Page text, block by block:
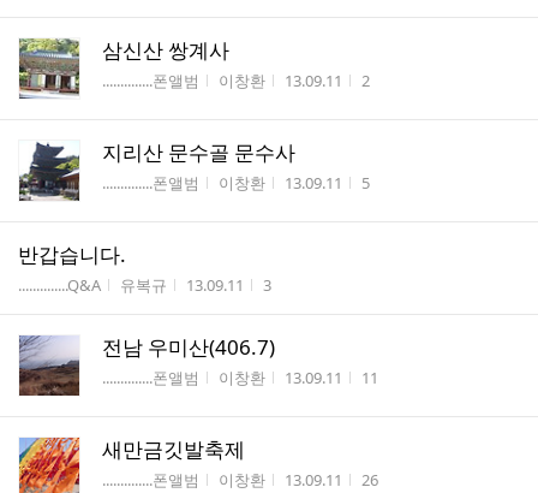
삼신산 쌍계사
게시판명
..............폰앨범 작성자
이창환 작성시간
13.09.11 조회수
2
지리산 문수골 문수사
게시판명
..............폰앨범 작성자
이창환 작성시간
13.09.11 조회수
5
반갑습니다.
게시판명
..............Q&A 작성자
유복규 작성시간
13.09.11 조회수
3
전남 우미산(406.7)
게시판명
..............폰앨범 작성자
이창환 작성시간
13.09.11 조회수
11
새만금깃발축제
게시판명
..............폰앨범 작성자
이창환 작성시간
13.09.11 조회수
26